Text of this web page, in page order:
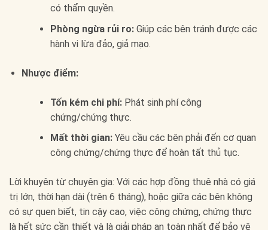
có thẩm quyền.
Phòng ngừa rủi ro:Giúp các bên tránh được các
hành vi lừa đảo, giả mạo.
Nhược điểm:
Tốn kém chi phí:Phát sinh phí công
chứng/chứng thực.
Mất thời gian:Yêu cầu các bên phải đến cơ quan
công chứng/chứng thực để hoàn tất thủ tục.
Lời khuyên từ chuyên gia: Với các hợp đồng thuê nhà có giá
trị lớn, thời hạn dài (trên 6 tháng), hoặc giữa các bên không
có sự quen biết, tin cậy cao, việc công chứng, chứng thực
là hết sức cần thiết và là giải pháp an toàn nhất để bảo vệ